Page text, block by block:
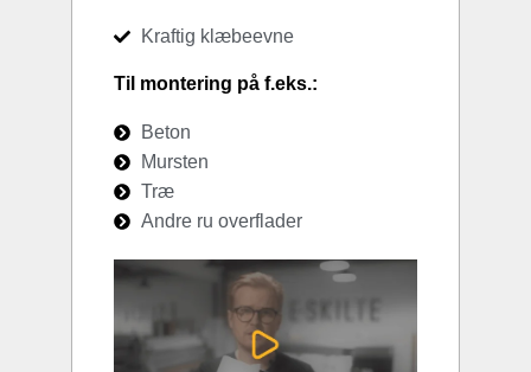
Kraftig klæbeevne
Til montering på f.eks.:
Beton
Mursten
Træ
Andre ru overflader